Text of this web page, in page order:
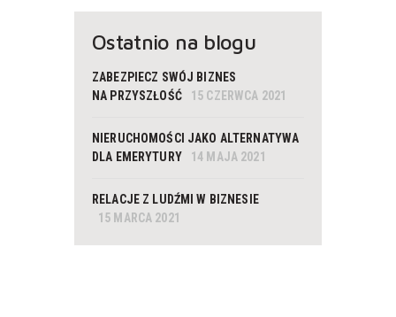
Ostatnio na blogu
ZABEZPIECZ SWÓJ BIZNES
NA PRZYSZŁOŚĆ
15 CZERWCA 2021
NIERUCHOMOŚCI JAKO ALTERNATYWA
DLA EMERYTURY
14 MAJA 2021
RELACJE Z LUDŹMI W BIZNESIE
15 MARCA 2021